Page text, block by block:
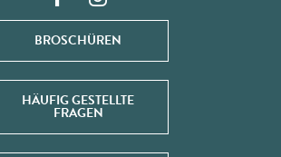
BROSCHÜREN
HÄUFIG GESTELLTE
FRAGEN